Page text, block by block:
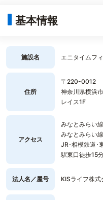
基本情報
施設名 エニタイムフ
住所
〒220-0012
神奈川県横浜
レイス1F
アクセス
みなとみらい
みなとみらい
JR･相模鉄道･
駅東口徒歩15
法人名／屋号 KISライフ株式